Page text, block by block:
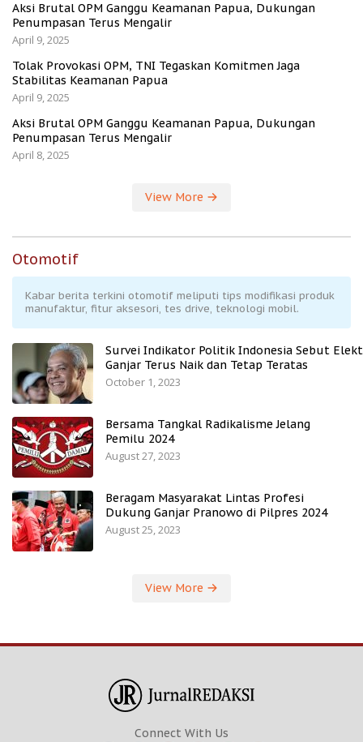
Aksi Brutal OPM Ganggu Keamanan Papua, Dukungan
Penumpasan Terus Mengalir
April 9, 2025
Tolak Provokasi OPM, TNI Tegaskan Komitmen Jaga
Stabilitas Keamanan Papua
April 9, 2025
Aksi Brutal OPM Ganggu Keamanan Papua, Dukungan
Penumpasan Terus Mengalir
April 8, 2025
View More
Otomotif
Kabar berita terkini otomotif meliputi tips modifikasi produk
manufaktur, fitur aksesori, tes drive, teknologi mobil.
Survei Indikator Politik Indonesia Sebut
Ganjar Terus Naik dan Tetap Teratas
October 1, 2023
Bersama Tangkal Radikalisme Jelang
Pemilu 2024
August 27, 2023
Beragam Masyarakat Lintas Profesi
Dukung Ganjar Pranowo di Pilpres 2024
August 25, 2023
View More
Connect With Us